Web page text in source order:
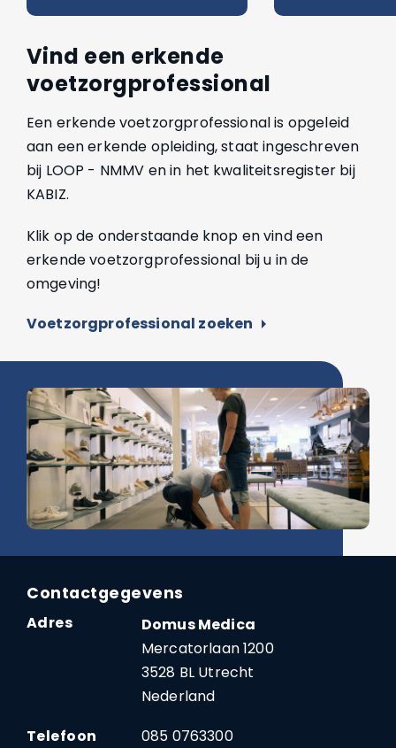
Vind een erkende
voetzorgprofessional
Een erkende voetzorgprofessional is opgeleid
aan een erkende opleiding, staat ingeschreven
bij LOOP - NMMV en in het kwaliteitsregister bij
KABIZ.
Klik op de onderstaande knop en vind een
erkende voetzorgprofessional bij u in de
omgeving!
Voetzorgprofessional zoeken arrow_right
Contactgegevens
Adres
Domus Medica
Mercatorlaan 1200
3528 BL Utrecht
Nederland
Telefoon
085 0763300